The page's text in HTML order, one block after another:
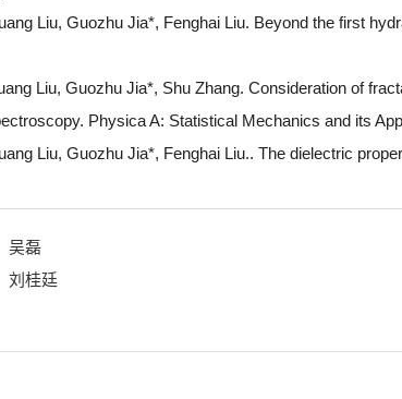
Liu, Guozhu Jia*, Fenghai Liu. Beyond the first
Liu, Guozhu Jia*, Shu Zhang. Consideration of
Physica A: Statistical Mechanics and its
Liu, Guozhu Jia*, Fenghai Liu.. The dielectric
吴磊
刘桂廷